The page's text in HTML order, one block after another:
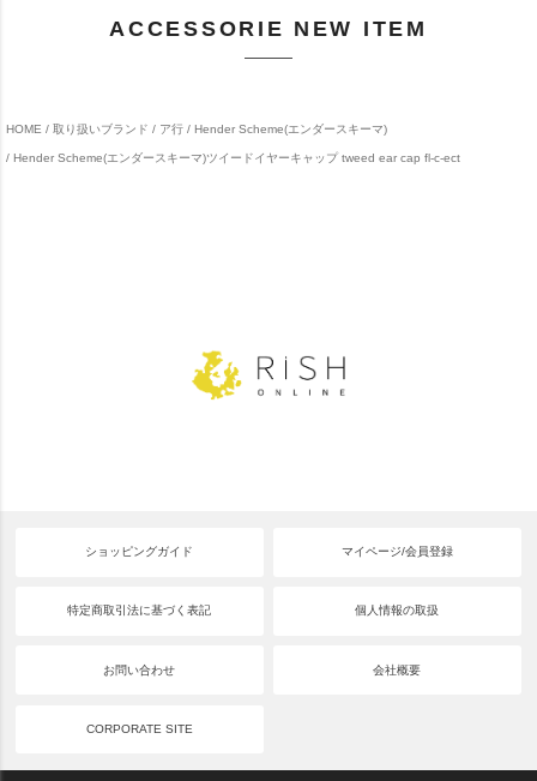
ACCESSORIE NEW ITEM
HOME 取り扱いブランド ア行 Hender Scheme(エンダースキーマ)
Hender Scheme(エンダースキーマ)ツイードイヤーキャップ tweed ear cap fl-c-ect
ショッピングガイド マイページ/会員登録
特定商取引法に基づく表記 個人情報の取扱
お問い合わせ 会社概要
CORPORATE SITE